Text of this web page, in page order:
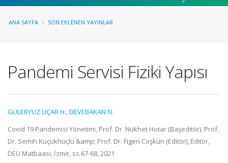
ANA SAYFA SON EKLENEN YAYINLAR
Pandemi Servisi Fiziki Yapısı
GÜLERYÜZ UÇAR H.,DEVEBAKAN N.
Covid 19 Pandemisi Yönetimi, Prof. Dr. Nükhet Hotar (Başeditör), Prof.
Dr. Semih Küçükhüçlü &amp; Prof. Dr. Figen Coşkun (Editör), Editör,
DEÜ Matbaası, İzmir, ss.67-68, 2021